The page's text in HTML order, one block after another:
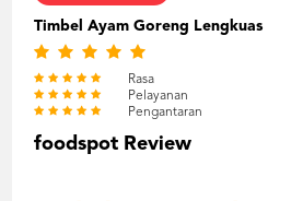
Timbel Ayam Goreng Lengkuas
Rasa
Pelayanan
Pengantaran
foodspot Review